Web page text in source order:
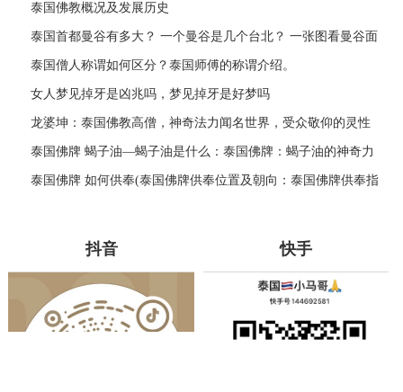
泰国佛教概况及发展历史
泰国首都曼谷有多大？ 一个曼谷是几个台北？ 一张图看曼谷面
积与各大城市比较
泰国僧人称谓如何区分？泰国师傅的称谓介绍。
女人梦见掉牙是凶兆吗，梦见掉牙是好梦吗
龙婆坤：泰国佛教高僧，神奇法力闻名世界，受众敬仰的灵性
导师
泰国佛牌 蝎子油—蝎子油是什么：泰国佛牌：蝎子油的神奇力
量
泰国佛牌 如何供奉(泰国佛牌供奉位置及朝向：泰国佛牌供奉指
抖音 快手